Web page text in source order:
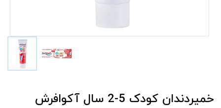
خميردندان کودک 5-2 سال آکوافرش